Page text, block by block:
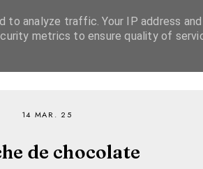
14 MAR. 25
de chocolate
analyze traffic. Your IP address
metrics to ensure quality of